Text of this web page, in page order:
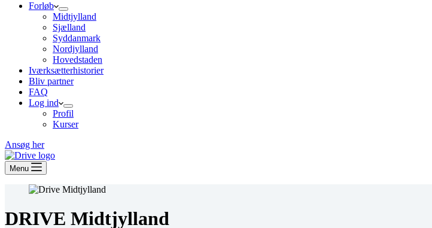
Forløb
Midtjylland
Sjælland
Syddanmark
Nordjylland
Hovedstaden
Iværksætterhistorier
Bliv partner
FAQ
Log ind
Profil
Kurser
Ansøg her
Menu
DRIVE Midtjylland